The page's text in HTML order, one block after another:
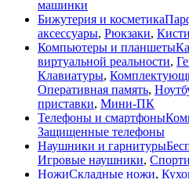
машинки
Бижутерия и косметика
аксессуары, Рюкзаки,
Компьютеры и планшеты
виртуальной реальности,
Клавиатуры,
Оперативная память,
приставки, Мини-ПК
Телефоны и смартфоны
Защищенные телефоны
Наушники и гарнитуры
Игровые наушники,
НожиСкладные ножи,